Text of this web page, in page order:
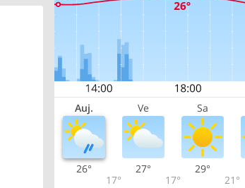
Auj. Ve Sa
26°
17°
27°
17°
29°
21°